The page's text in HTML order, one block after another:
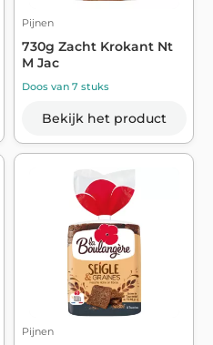
Pijnen
730g Zacht Krokant Nt
M Jac
Doos van 7 stuks
Bekijk het product
Pijnen